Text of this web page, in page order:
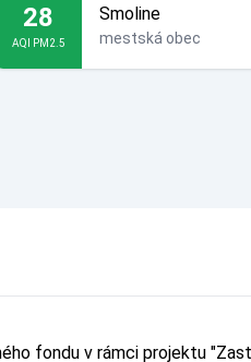
28
AQI PM2.5
Smoline
mestská obec
fondu v rámci projektu